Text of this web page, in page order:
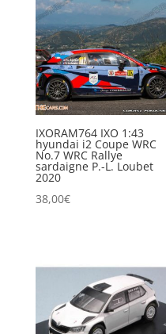
IXORAM764 IXO 1:43
hyundai i2 Coupe WRC
No.7 WRC Rallye
sardaigne P.-L. Loubet
2020
38,00€